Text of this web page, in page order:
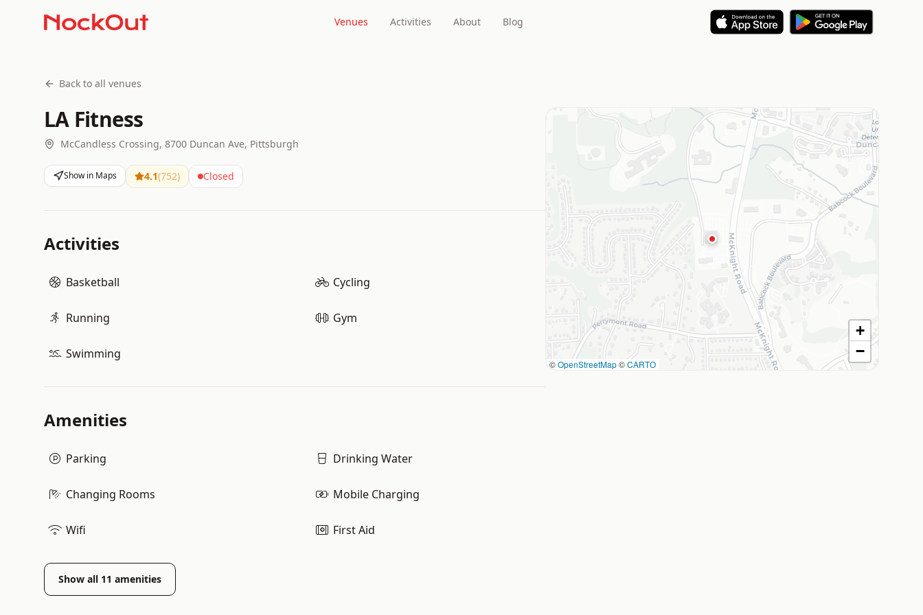
Venues Activities About Blog
Back to all venues
LA Fitness
McCandless Crossing, 8700 Duncan Ave, Pittsburgh
Show in Maps 4.1(752) Closed
Activities
Basketball Cycling
Running Gym
Swimming
Amenities
Parking Drinking Water
Changing Rooms Mobile Charging
Wifi First Aid
Show all 11 amenities
©OpenStreetMap©CARTO
+
−